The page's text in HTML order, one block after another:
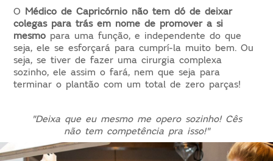
O Médico de Capricórnio não tem dó de deixar
colegas para trás em nome de promover a si
mesmo para uma função, e independente do que
seja, ele se esforçará para cumprí-la muito bem. Ou
seja, se tiver de fazer uma cirurgia complexa
sozinho, ele assim o fará, nem que seja para
terminar o plantão com um total de zero parças!
"Deixa que eu mesmo me opero sozinho! Cês
não tem competência pra isso!"